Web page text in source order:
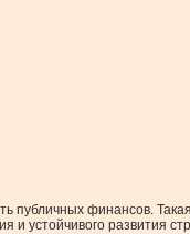
публичных финансов.
и устойчивого развития